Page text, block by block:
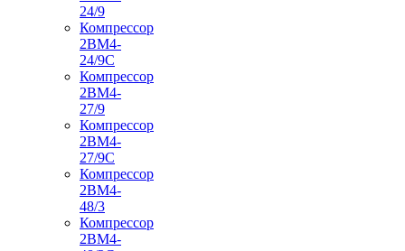
24/9
Компрессор
2ВМ4-
24/9С
Компрессор
2ВМ4-
27/9
Компрессор
2ВМ4-
27/9С
Компрессор
2ВМ4-
48/3
Компрессор
2ВМ4-